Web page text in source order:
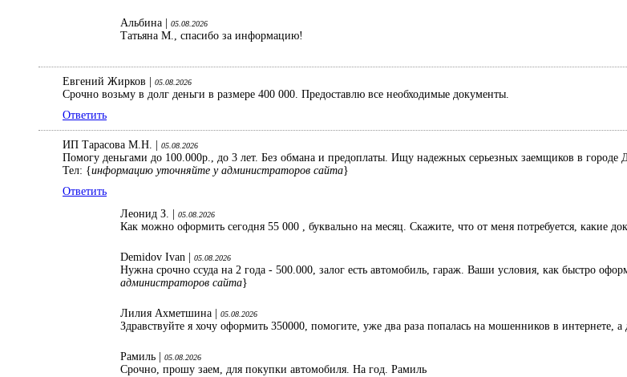
Альбина | 05.08.2026
Татьяна М., спасибо за информацию!
Евгений Жирков | 05.08.2026
Срочно возьму в долг деньги в размере 400 000. Предоставлю все необходимые документы.
Ответить
ИП Тарасова М.Н. | 05.08.2026
Помогу деньгами до 100.000р., до 3 лет. Без обмана и предоплаты. Ищу надежных серьезных заемщиков в городе
Тел: {информацию уточняйте у администраторов сайта}
Ответить
Леонид З. |
05.08.2026
Как можно оформить сегодня 55 000 , буквально на месяц. Скажите, что от меня потребуется, какие
Demidov Ivan | 05.08.2026
Нужна срочно ссуда на 2 года - 500.000, залог есть автомобиль, гараж. Ваши условия, как быстро
администраторов сайта}
Лилия Ахметшина | 05.08.2026
Здравствуйте я хочу оформить 350000, помогите, уже два раза попалась на мошенников в интернете, а
Рамиль | 05.08.2026
Срочно, прошу заем, для покупки автомобиля. На год. Рамиль